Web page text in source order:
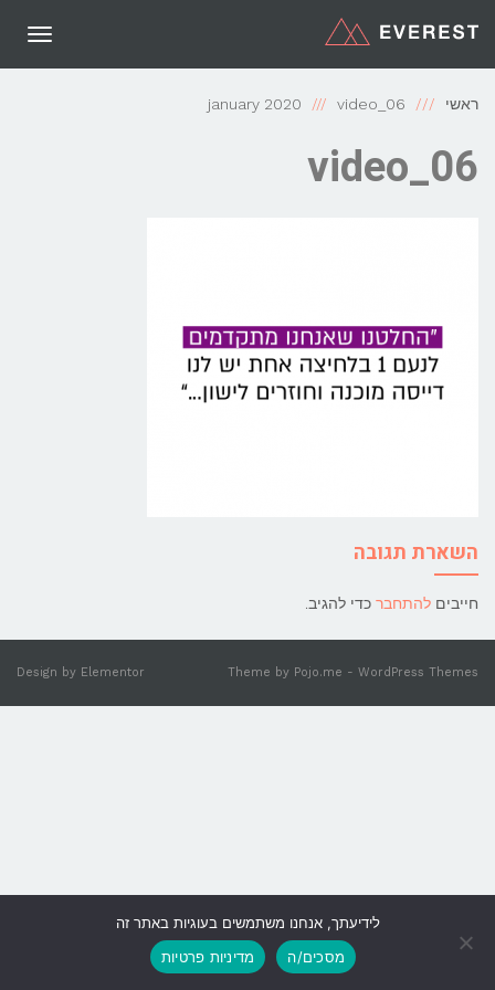
ראשי january 2020 video_06
video_06
השארת תגובה
חייבים להתחבר כדי להגיב.
Theme by Pojo.me - WordPress Themes
Design by Elementor
גלילה
לראש
לידיעתך, אנחנו משתמשים בעוגיות באתר זה
מסכים/ה
מדיניות פרטיות